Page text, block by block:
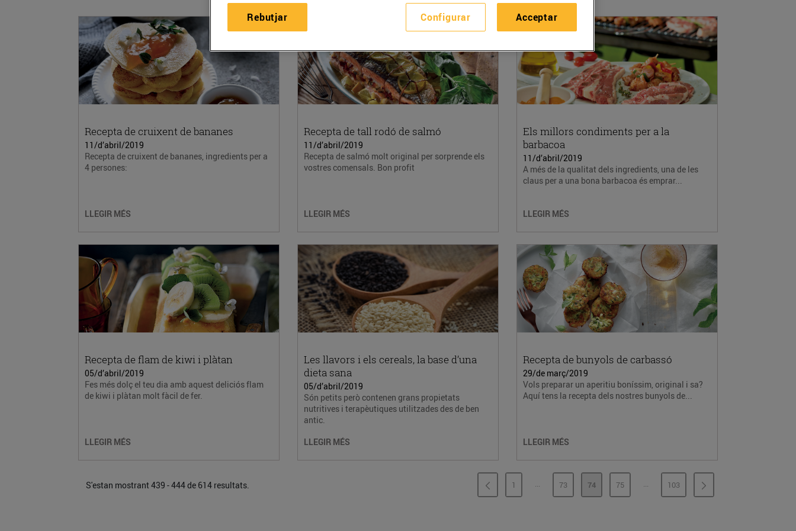
Recepta de cruixent de bananes
11/d’abril/2019
Recepta de cruixent de bananes, ingredients per a
4 persones:
LLEGIR MÉS
Recepta de tall rodó de salmó
11/d’abril/2019
Recepta de salmó molt original per sorprende els
vostres comensals. Bon profit
LLEGIR MÉS
Els millors condiments per a la
barbacoa
11/d’abril/2019
A més de la qualitat dels ingredients, una de les
claus per a una bona barbacoa és emprar...
LLEGIR MÉS
Recepta de flam de kiwi i plàtan
05/d’abril/2019
Fes més dolç el teu dia amb aquest deliciós flam
de kiwi i plàtan molt fàcil de fer.
LLEGIR MÉS
Les llavors i els cereals, la base d’una
dieta sana
05/d’abril/2019
Són petits però contenen grans propietats
nutritives i terapèutiques utilitzades des de ben
antic.
LLEGIR MÉS
Recepta de bunyols de carbassó
29/de març/2019
Vols preparar un aperitiu boníssim, original i sa?
Aquí tens la recepta dels nostres bunyols de...
LLEGIR MÉS
S'estan mostrant 439 - 444 de 614 resultats. PÀGINA
1 ...PÀGINES INTERMÈDIES
PÀGINA
73 PÀGINA
74 PÀGINA
75 ...PÀGINES INTERMÈDIES
PÀGINA
103
Configurar
Rebutjar Acceptar